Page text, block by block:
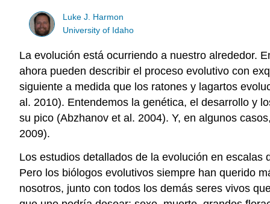
Luke J. Harmon
University of Idaho
La evolución está ocurriendo a nuestro alrededor.
ahora pueden describir el proceso evolutivo con
siguiente a medida que los ratones y lagartos
al. 2010). Entendemos la genética, el desarrollo y
su pico (Abzhanov et al. 2004). Y, en algunos
2009).
Los estudios detallados de la evolución en
Pero los biólogos evolutivos siempre han querido
nosotros, junto con todos los demás seres vivos